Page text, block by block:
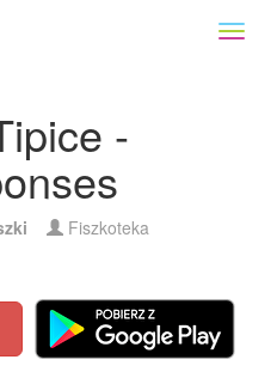
-
Fiszkoteka